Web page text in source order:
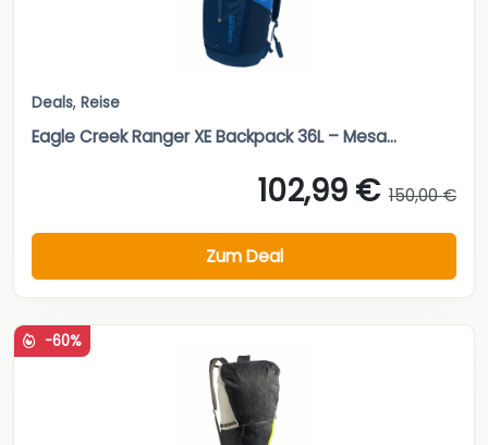
Deals, Reise
Eagle Creek Ranger XE Backpack 36L – Mesa...
102,99 € 150,00 €
Zum Deal
-60%